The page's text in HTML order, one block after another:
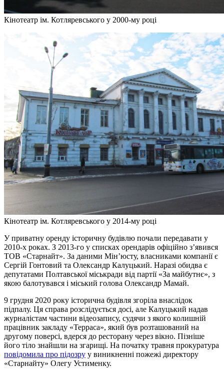
Кінотеатр ім. Котляревського у 2000-му році
Кінотеатр ім. Котляревського у 2014-му році
У приватну оренду історичну будівлю почали передавати у
2010-х роках. З 2013-го у списках орендарів офіційно з’явився
ТОВ «Старнайт». За даними Мін’юсту, власниками компанії є
Сергій Гонтовий та Олександр Калуцький. Наразі обидва є
депутатами Полтавської міськради від партії «За майбутнє», з
якою балотувався і міський голова Олександр Мамай.
9 грудня 2020 року історична будівля згоріла внаслідок
підпалу. Ця справа розслідується досі, але Калуцький надав
журналістам частини відеозапису, судячи з якого колишній
працівник закладу «Терраса», який був розташований на
другому поверсі, вдерся до ресторану через вікно. Пізніше
його тіло знайшли на згарищі. На початку травня прокуратура
повідомила про підозру у виникненні пожежі директору
«Старнайту» Олегу Устименку.